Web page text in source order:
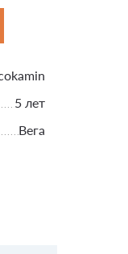
5 лет
Вега